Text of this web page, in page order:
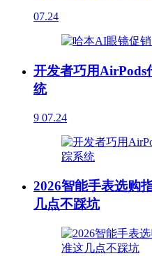
07.24
开发者巧用AirPods
统
9 07.24
2026智能手表选购
几点不踩坑